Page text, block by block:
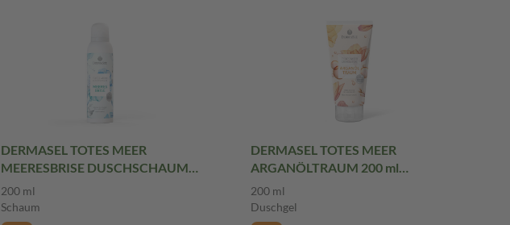
DERMASEL TOTES MEER
MEERESBRISE DUSCHSCHAUM
200 ml Schaum
200 ml
Schaum
DERMASEL TOTES MEER
ARGANÖLTRAUM 200 ml
Duschgel
200 ml
Duschgel